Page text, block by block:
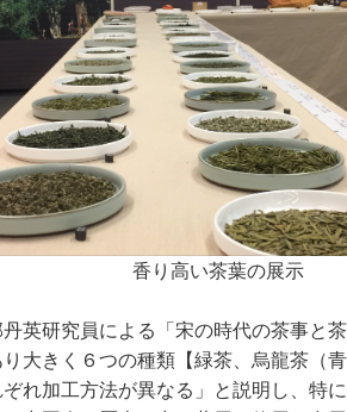
香り高い茶葉の展示
英研究員による「宋の時代の茶事と
大きく６つの種類【緑茶、烏龍茶（
れ加工方法が異なる」と説明し、特